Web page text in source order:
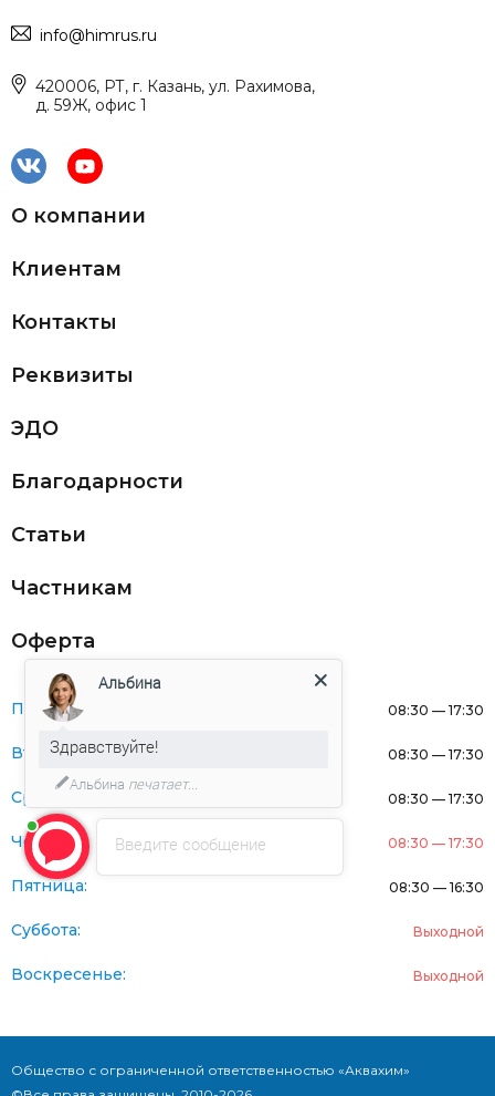
info@himrus.ru
420006, РТ, г. Казань, ул. Рахимова,
д. 59Ж, офис 1
О компании
Клиентам
Контакты
Реквизиты
ЭДО
Благодарности
Статьи
Частникам
Оферта
Понедельник: 08:30 — 17:30
Вторник: 08:30 — 17:30
Среда: 08:30 — 17:30
Четверг: 08:30 — 17:30
Пятница: 08:30 — 16:30
Суббота: Выходной
Воскресенье: Выходной
Общество с ограниченной ответственностью «Аквахим»
Введите сообщение
Альбина
Здравствуйте!
Альбина печатает...